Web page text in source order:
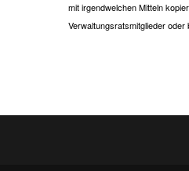
mit irgendwelchen Mitteln
Verwaltungsratsmitglieder